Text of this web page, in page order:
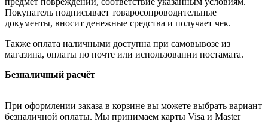
Покупатель подписывает товаросопроводительные
документы, вносит денежные средства и получает чек.
Также оплата наличными доступна при самовывозе из
магазина, оплаты по почте или использовании постамата.
Безналичный расчёт
При оформлении заказа в корзине вы можете выбрать вариант
безналичной оплаты. Мы принимаем карты Visa и Master